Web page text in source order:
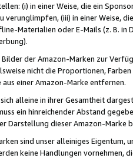
(i) in einer Weise, die ein
verunglimpfen, (iii) in einer Weise,
Materialien oder E-Mails (z. B. in
der Amazon-Marken zur
nicht die Proportionen,
einer Amazon-Marke entfernen.
alleine in ihrer Gesamtheit
ein hinreichender Abstand
Darstellung dieser Amazon-Marke
sind unser alleiniges
keine Handlungen vornehmen,